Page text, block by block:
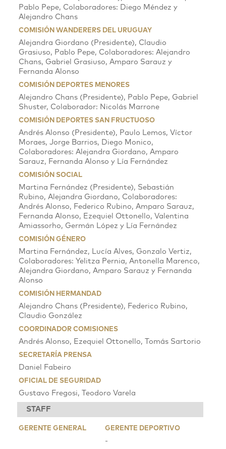
Pablo Pepe, Colaboradores: Diego Méndez y
Alejandro Chans
COMISIÓN WANDERERS DEL URUGUAY
Alejandra Giordano (Presidente), Claudio
Grasiuso, Pablo Pepe, Colaboradores: Alejandro
Chans, Gabriel Grasiuso, Amparo Sarauz y
Fernanda Alonso
COMISIÓN DEPORTES MENORES
Alejandro Chans (Presidente), Pablo Pepe, Gabriel
Shuster, Colaborador: Nicolás Marrone
COMISIÓN DEPORTES SAN FRUCTUOSO
Andrés Alonso (Presidente), Paulo Lemos, Víctor
Moraes, Jorge Barrios, Diego Monico,
Colaboradores: Alejandra Giordano, Amparo
Sarauz, Fernanda Alonso y Lía Fernández
COMISIÓN SOCIAL
Martina Fernández (Presidente), Sebastián
Rubino, Alejandra Giordano, Colaboradores:
Andrés Alonso, Federico Rubino, Amparo Sarauz,
Fernanda Alonso, Ezequiel Ottonello, Valentina
Amiassorho, Germán López y Lía Fernández
COMISIÓN GÉNERO
Martina Fernández, Lucía Alves, Gonzalo Vertiz,
Colaboradores: Yelitza Pernia, Antonella Marenco,
Alejandra Giordano, Amparo Sarauz y Fernanda
Alonso
COMISIÓN HERMANDAD
Alejandro Chans (Presidente), Federico Rubino,
Claudio González
COORDINADOR COMISIONES
Andrés Alonso, Ezequiel Ottonello, Tomás Sartorio
SECRETARÍA PRENSA
Daniel Fabeiro
OFICIAL DE SEGURIDAD
Gustavo Fregosi, Teodoro Varela
STAFF
GERENTE GENERAL GERENTE DEPORTIVO
-